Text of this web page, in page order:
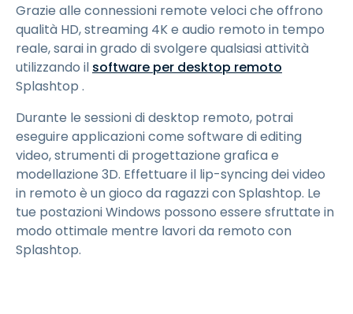
Grazie alle connessioni remote veloci che offrono
qualità HD, streaming 4K e audio remoto in tempo
reale, sarai in grado di svolgere qualsiasi attività
utilizzando il software per desktop remoto
Splashtop .
Durante le sessioni di desktop remoto, potrai
eseguire applicazioni come software di editing
video, strumenti di progettazione grafica e
modellazione 3D. Effettuare il lip-syncing dei video
in remoto è un gioco da ragazzi con Splashtop. Le
tue postazioni Windows possono essere sfruttate in
modo ottimale mentre lavori da remoto con
Splashtop.